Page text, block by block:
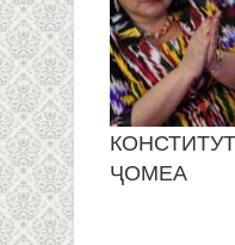
ҶОМЕА